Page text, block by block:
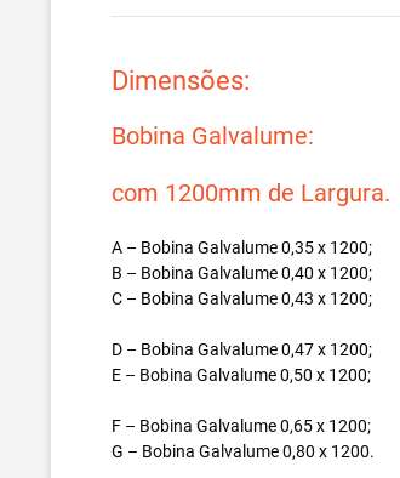
Dimensões:
Bobina Galvalume:
com 1200mm de Largura.
A – Bobina Galvalume 0,35 x 1200;
B – Bobina Galvalume 0,40 x 1200;
C – Bobina Galvalume 0,43 x 1200;
D – Bobina Galvalume 0,47 x 1200;
E – Bobina Galvalume 0,50 x 1200;
F – Bobina Galvalume 0,65 x 1200;
G – Bobina Galvalume 0,80 x 1200.